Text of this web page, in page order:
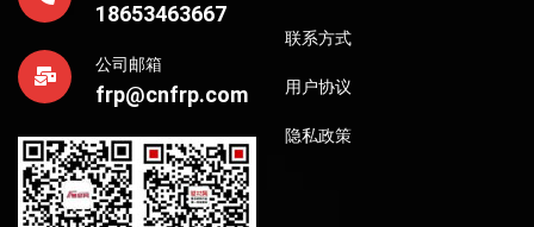
18653463667
公司邮箱
frp@cnfrp.com
联系方式
用户协议
隐私政策